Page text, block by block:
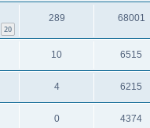
20
289 68001
10 6515
4 6215
0 4374